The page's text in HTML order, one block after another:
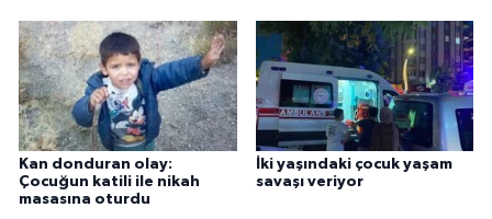
Kan donduran olay:
Çocuğun katili ile nikah
masasına oturdu
İki yaşındaki çocuk yaşam
savaşı veriyor